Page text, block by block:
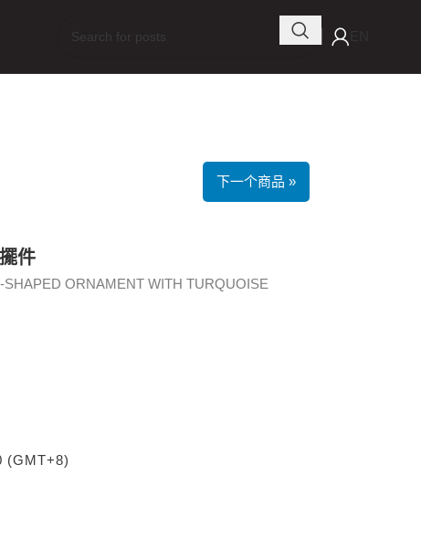
下一个商品 »
件
ORNAMENT WITH TURQUOISE
(GMT+8)